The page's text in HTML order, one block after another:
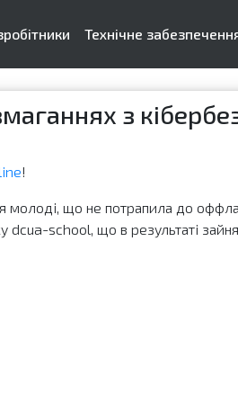
Технічне
з
!
молоді, що не потрапила до
dcua-school, що в результаті